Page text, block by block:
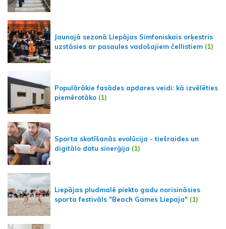
Jaunajā sezonā Liepājas Simfoniskais orķestris
uzstāsies ar pasaules vadošajiem čellistiem (1)
Populārākie fasādes apdares veidi: kā izvēlēties
piemērotāko (1)
Sporta skatīšanās evolūcija - tiešraides un
digitālo datu sinerģija (1)
Liepājas pludmalē piekto gadu norisināsies
sporta festivāls "Beach Games Liepaja" (1)